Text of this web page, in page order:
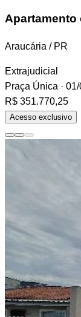
Apartamento
Araucária / PR
Extrajudicial
Praça Única ·
R$ 351.770,25
Acesso exclusivo